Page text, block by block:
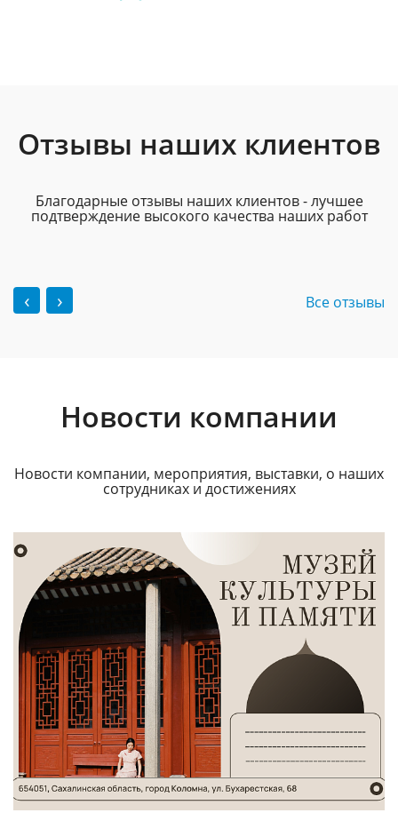
Отзывы наших клиентов
Благодарные отзывы наших клиентов - лучшее
подтверждение высокого качества наших работ
‹ › Все отзывы
Новости компании
Новости компании, мероприятия, выставки, о наших
сотрудниках и достижениях